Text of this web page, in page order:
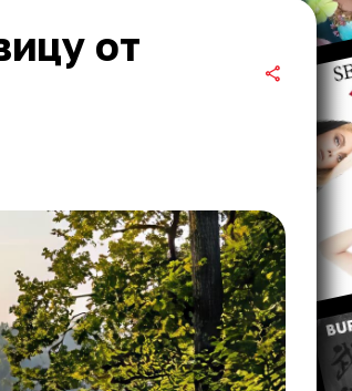
от